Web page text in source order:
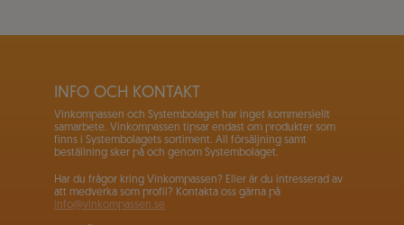
INFO OCH KONTAKT
Vinkompassen och Systembolaget har inget kommersiellt
samarbete. Vinkompassen tipsar endast om produkter som
finns i Systembolagets sortiment. All försäljning samt
beställning sker på och genom Systembolaget.
Har du frågor kring Vinkompassen? Eller är du intresserad av
att medverka som profil? Kontakta oss gärna på
info@vinkompassen.se